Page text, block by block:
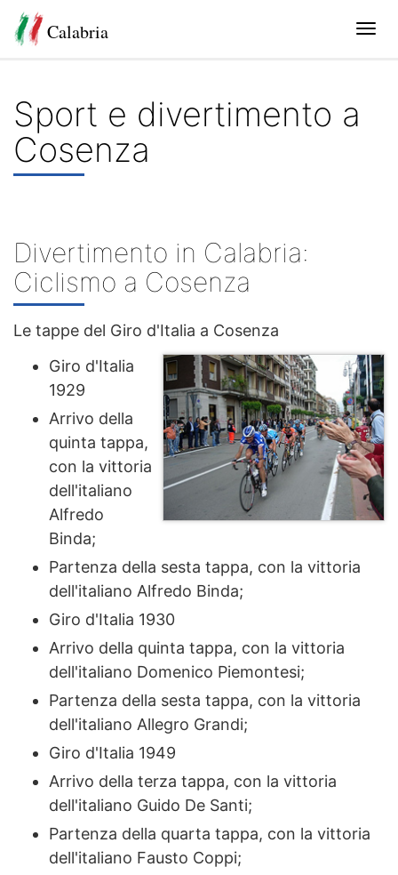
Calabria
Sport e divertimento a
Cosenza
Divertimento in Calabria:
Ciclismo a Cosenza
Le tappe del Giro d'Italia a Cosenza
Giro d'Italia
1929
Arrivo della
quinta tappa,
con la vittoria
dell'italiano
Alfredo
Binda;
Partenza della sesta tappa, con la vittoria
dell'italiano Alfredo Binda;
Giro d'Italia 1930
Arrivo della quinta tappa, con la vittoria
dell'italiano Domenico Piemontesi;
Partenza della sesta tappa, con la vittoria
dell'italiano Allegro Grandi;
Giro d'Italia 1949
Arrivo della terza tappa, con la vittoria
dell'italiano Guido De Santi;
Partenza della quarta tappa, con la vittoria
dell'italiano Fausto Coppi;